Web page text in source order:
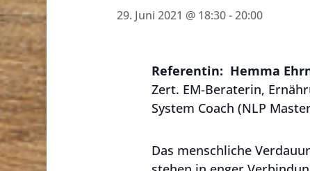
29. Juni 2021 @ 18:30-20:00
Referentin: Hemma
Zert. EM-Beraterin,
System Coach (NLP
Das menschliche